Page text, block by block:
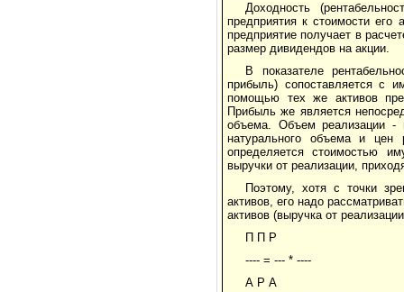
Доходность
предприятия к стоимости
предприятие получает в
размер дивидендов на акции.
В показателе
прибыль) сопоставляется с
помощью тех же активов
Прибыль же является
объема. Объем реализации -
натурального объема и цен
определяется стоимостью
выручки от реализации,
Поэтому, хотя с точки
активов, его надо
активов (выручка от
П П Р
---- = --- * ----
А Р А